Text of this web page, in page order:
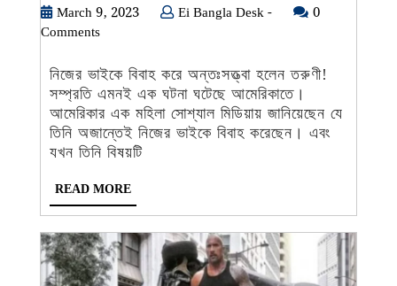
বিবাহ
করে
অন্তঃসত্ত্বা
হলেন
তরুণী!
আসল
ঘটনা
জানলে
চোখ
কপালে
উঠবে
March 9, 2023March Ei Bangla Desk -Ei
-
0
Comments
নিজের ভাইকে বিবাহ করে অন্তঃসত্ত্বা হলেন তরুণী!
সম্প্রতি এমনই এক ঘটনা ঘটেছে আমেরিকাতে।
আমেরিকার এক মহিলা সোশ্যাল মিডিয়ায় জানিয়েছেন যে
তিনি অজান্তেই নিজের ভাইকে বিবাহ করেছেন। এবং
যখন তিনি বিষয়টি
READ MOREREAD
MORE